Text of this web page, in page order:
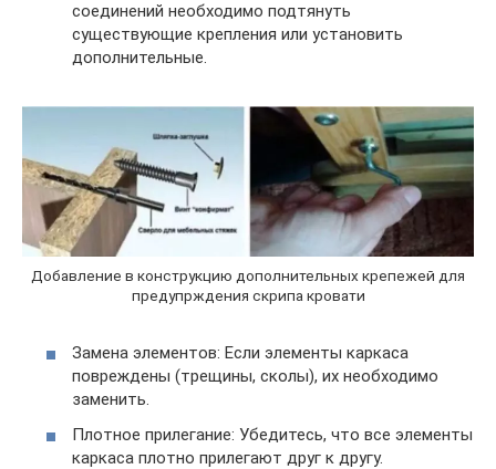
соединений необходимо подтянуть
существующие крепления или установить
дополнительные.
Добавление в конструкцию дополнительных крепежей для
предупрждения скрипа кровати
Замена элементов: Если элементы каркаса
повреждены (трещины, сколы), их необходимо
заменить.
Плотное прилегание: Убедитесь, что все элементы
каркаса плотно прилегают друг к другу.